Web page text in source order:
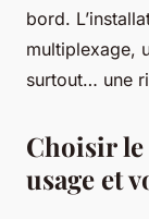
bord.
multiplexage,
surtout… une
Choisir
usage et